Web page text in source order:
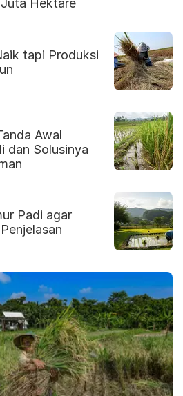
Hektare
tapi Produksi
Awal
dan Solusinya
Padi agar